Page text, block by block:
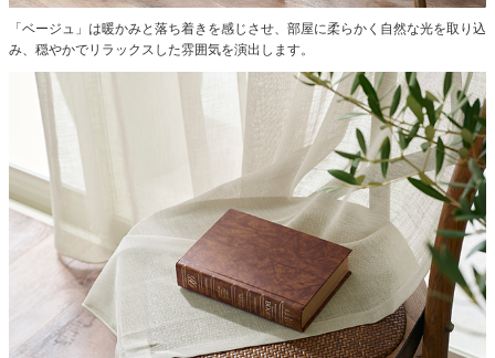
「ベージュ」は暖かみと落ち着きを感じさせ、部屋に柔らかく自然な光を取り込
み、穏やかでリラックスした雰囲気を演出します。